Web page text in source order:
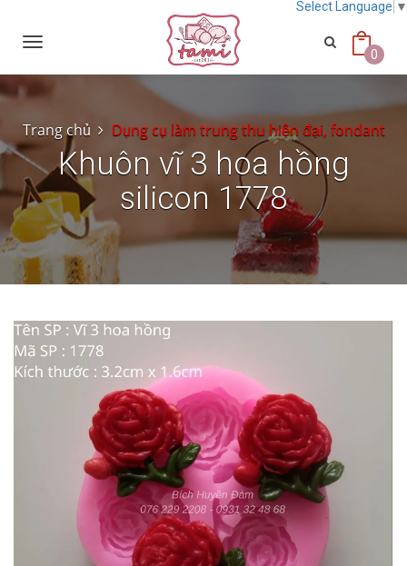
Select Language ▼
0
Toggle
Trang chủ Dụng cụ làm trung thu hiện đại, fondant
Khuôn vĩ 3 hoa hồng
silicon 1778